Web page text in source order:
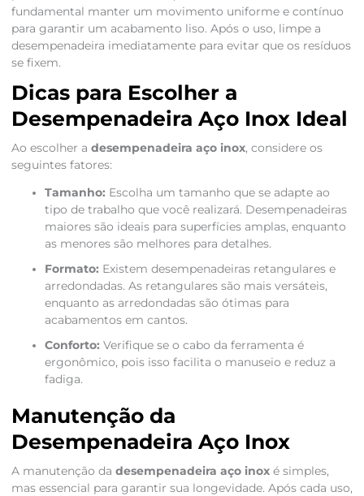
fundamental manter um movimento uniforme e contínuo
para garantir um acabamento liso. Após o uso, limpe a
desempenadeira imediatamente para evitar que os resíduos
se fixem.
Dicas para Escolher a
Desempenadeira Aço Inox Ideal
Ao escolher a desempenadeira aço inox, considere os
seguintes fatores:
Tamanho: Escolha um tamanho que se adapte ao
tipo de trabalho que você realizará. Desempenadeiras
maiores são ideais para superfícies amplas, enquanto
as menores são melhores para detalhes.
Formato: Existem desempenadeiras retangulares e
arredondadas. As retangulares são mais versáteis,
enquanto as arredondadas são ótimas para
acabamentos em cantos.
Conforto: Verifique se o cabo da ferramenta é
ergonômico, pois isso facilita o manuseio e reduz a
fadiga.
Manutenção da
Desempenadeira Aço Inox
A manutenção da desempenadeira aço inoxé simples,
mas essencial para garantir sua longevidade. Após cada uso,